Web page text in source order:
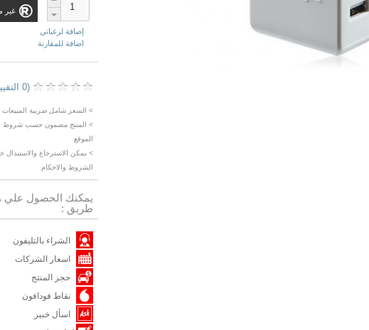
غير
إضافة لرغباتي
اضافة للمقارنة
(0 التقييمات)
> السعر شامل ضريبة المبيعات
> المنتج مضمون حسب شروط
الموقع
الشروط والاحكام
يمكنك الحصول علي
طريق :
الشراء بالتليفون
اسعار الشركات
حجز المنتج
نقاط فودافون
اسأل خبير